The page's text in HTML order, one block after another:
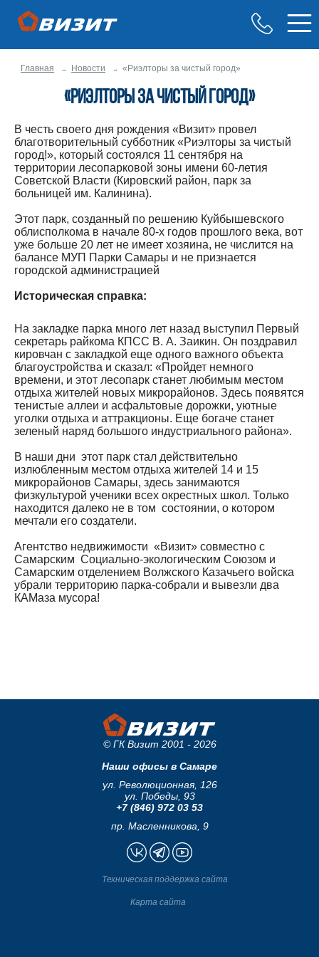
Главная Новости «Риэлторы за чистый город»
«Риэлторы за чистый город»
В честь своего дня рождения «Визит» провел
благотворительный субботник «Риэлторы за чистый
город!», который состоялся 11 сентября на
территории лесопарковой зоны имени 60-летия
Советской Власти (Кировский район, парк за
больницей им. Калинина).
Этот парк, созданный по решению Куйбышевского
облисполкома в начале 80-х годов прошлого века, вот
уже больше 20 лет не имеет хозяина, не числится на
балансе МУП Парки Самары и не признается
городской администрацией
Историческая справка:
На закладке парка много лет назад выступил Первый
секретарь райкома КПСС В. А. Заикин. Он поздравил
кировчан с закладкой еще одного важного объекта
благоустройства и сказал: «Пройдет немного
времени, и этот лесопарк станет любимым местом
отдыха жителей новых микрорайонов. Здесь появятся
тенистые аллеи и асфальтовые дорожки, уютные
уголки отдыха и аттракционы. Еще богаче станет
зеленый наряд большого индустриального района».
В наши дни этот парк стал действительно
излюбленным местом отдыха жителей 14 и 15
микрорайонов Самары, здесь занимаются
физкультурой ученики всех окрестных школ. Только
находится далеко не в том состоянии, о котором
мечтали его создатели.
Агентство недвижимости «Визит» совместно с
Самарским Социально-экологическим Союзом и
Самарским отделением Волжского Казачьего войска
убрали территорию парка-собрали и вывезли два
КАМаза мусора!
© ГК Визит 2001 - 2026
Наши офисы в Самаре
ул. Революционная, 126
ул. Победы, 93
+7 (846) 972 03 53
пр. Масленникова, 9
Техническая поддержка сайта
Карта сайта